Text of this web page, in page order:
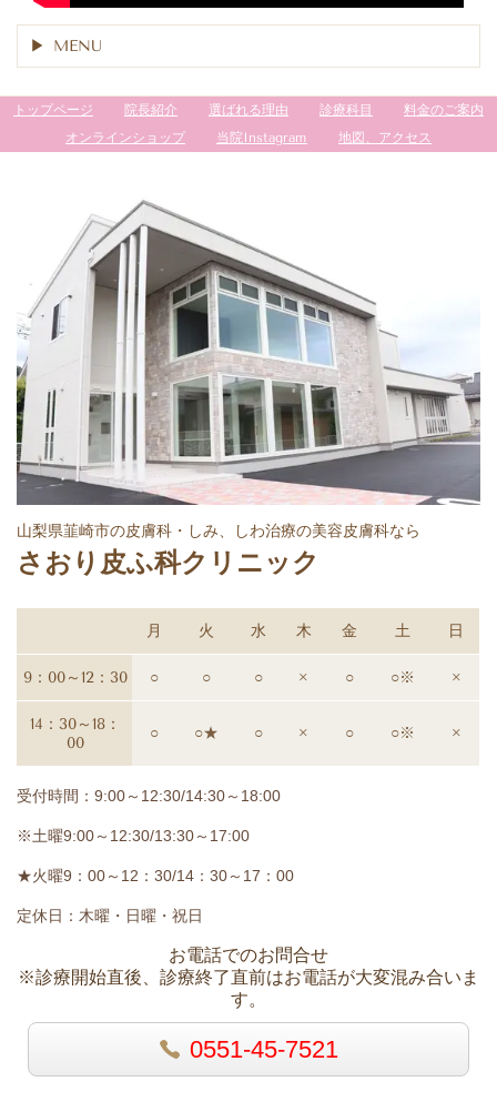
MENU
トップページ 院長紹介 選ばれる理由 診療科目
料金のご案内
オンラインショップ
当院Instagram 地図、アクセス
山梨県韮崎市の皮膚科・しみ、しわ治療の美容皮膚科なら
さおり皮ふ科クリニック
月 火 水 木 金 土 日
9：00～12：30 ○ ○ ○ × ○ ○※ ×
14：30～18：
00
○ ○★ ○ × ○ ○※ ×
受付時間：9:00～12:30/14:30～18:00
※土曜9:00～12:30/13:30～17:00
★火曜9：00～12：30/14：30～17：00
定休日：木曜・日曜・祝日
お電話でのお問合せ
※診療開始直後、診療終了直前はお電話が大変混み合いま
す。
0551-45-7521